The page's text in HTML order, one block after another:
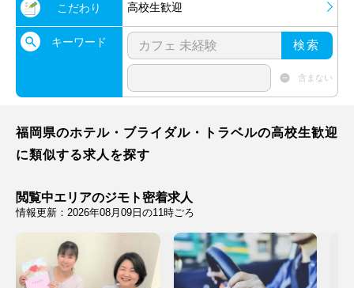
こだわり 高校生歓迎
キーワード 検索
含まない
福岡県のホテル・ブライダル・トラベルの高校生歓迎
に類似する求人を探す
閲覧中エリアのジモト密着求人
情報更新：2026年08月09日の11時ごろ